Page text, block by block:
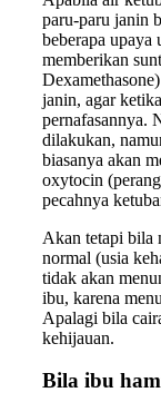
paru-paru janin
beberapa upaya
memberikan
janin, agar
pernafasannya.
dilakukan,
biasanya akan
oxytocin
pecahnya
Akan tetapi bila
normal (usia
tidak akan
ibu, karena
Apalagi bila
kehijauan.
Bila ibu